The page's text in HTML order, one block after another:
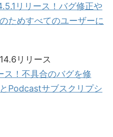
リリース！バグ修正や
ためすべてのユーザーに
リリース
ス！不具合のバグを修
Podcastサブスクリプシ